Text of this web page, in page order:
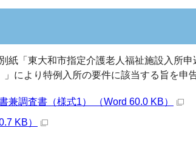
紙「東大和市指定介護老人福祉施設入所
により特例入所の要件に該当する旨を申
調査書（様式1） （Word 60.0 KB）
KB）